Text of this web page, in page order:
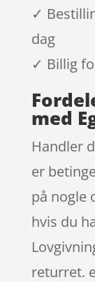
✓
dag
✓ Billig
med
Handler
er
på nogle
hvis du
returret.